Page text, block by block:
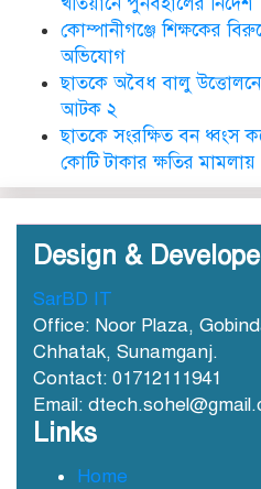
ছাত‌কে
ডা.
গ্রেফতার
ছাতক
কোম্পানীগঞ্জে শিক্ষকের
অভিযোগ
ছাতকে অবৈধ বালু উত্তোলনে
আটক ২
ছাতকে সংরক্ষিত বন ধ্বংস
কোটি টাকার ক্ষতির
Design &
SarBD IT
Office: Noor Plaza,
Chhatak, Sunamganj.
Contact: 01712111941
Email:
Links
Home